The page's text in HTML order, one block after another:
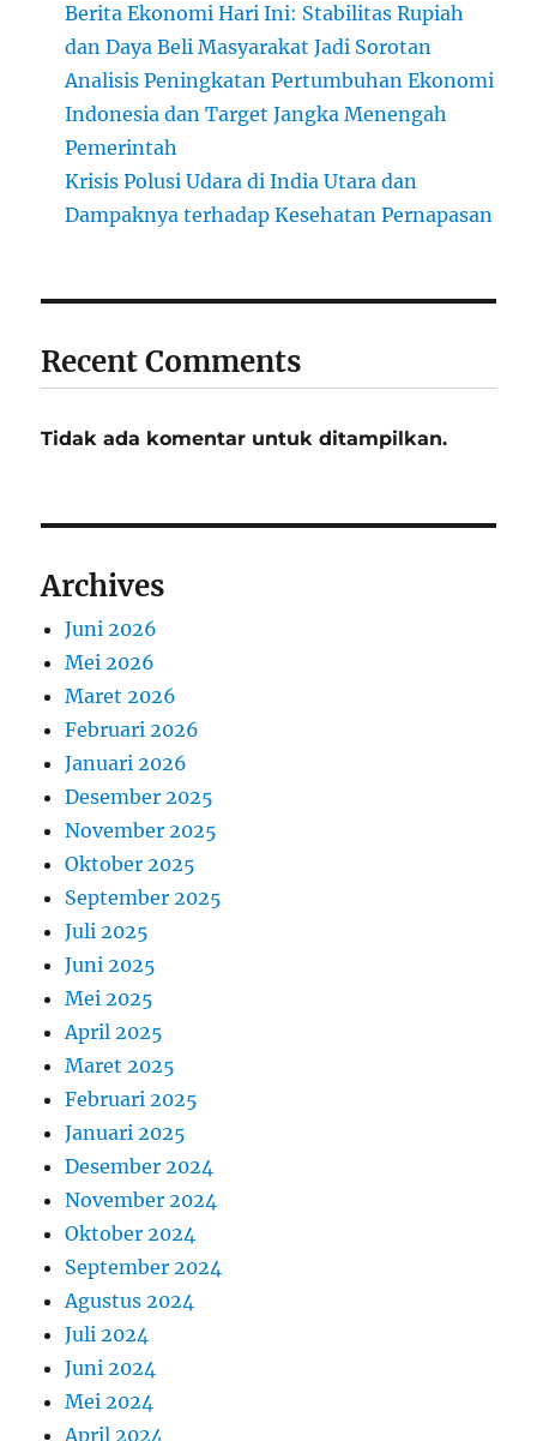
Berita Ekonomi Hari Ini: Stabilitas Rupiah
dan Daya Beli Masyarakat Jadi Sorotan
Analisis Peningkatan Pertumbuhan Ekonomi
Indonesia dan Target Jangka Menengah
Pemerintah
Krisis Polusi Udara di India Utara dan
Dampaknya terhadap Kesehatan Pernapasan
Recent Comments
Tidak ada komentar untuk ditampilkan.
Archives
Juni 2026
Mei 2026
Maret 2026
Februari 2026
Januari 2026
Desember 2025
November 2025
Oktober 2025
September 2025
Juli 2025
Juni 2025
Mei 2025
April 2025
Maret 2025
Februari 2025
Januari 2025
Desember 2024
November 2024
Oktober 2024
September 2024
Agustus 2024
Juli 2024
Juni 2024
Mei 2024
April 2024